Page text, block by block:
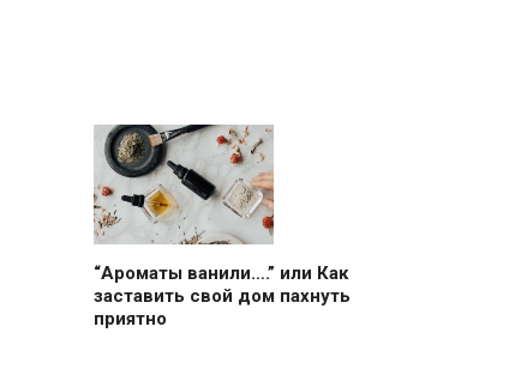
“Ароматы ванили….” или Как
заставить свой дом пахнуть
приятно